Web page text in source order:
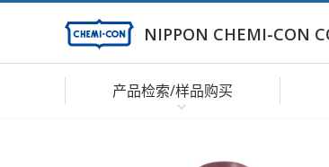
NIPPON CHEMI-CON
产品检索/样品购买